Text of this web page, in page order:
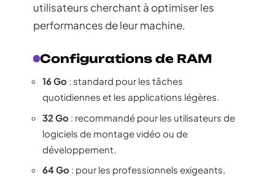
utilisateurs cherchant à optimiser les
performances de leur machine.
Configurations de RAM
16 Go : standard pour les tâches
quotidiennes et les applications légères.
32 Go : recommandé pour les utilisateurs de
logiciels de montage vidéo ou de
développement.
64 Go : pour les professionnels exigeants,